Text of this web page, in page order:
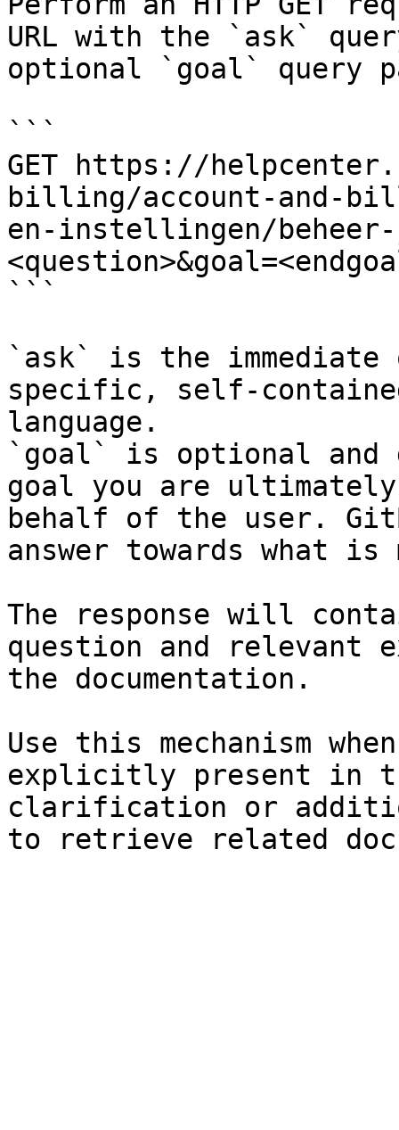
URL with the `ask`
optional `goal` query
```
GET https://
billing/account-and-
en-instellingen/beheer-
```
`ask` is the
specific, self-
language.
`goal` is optional and
goal you are
behalf of the user.
answer towards what
The response will
question and relevant
the documentation.
Use this mechanism
explicitly present in
clarification or